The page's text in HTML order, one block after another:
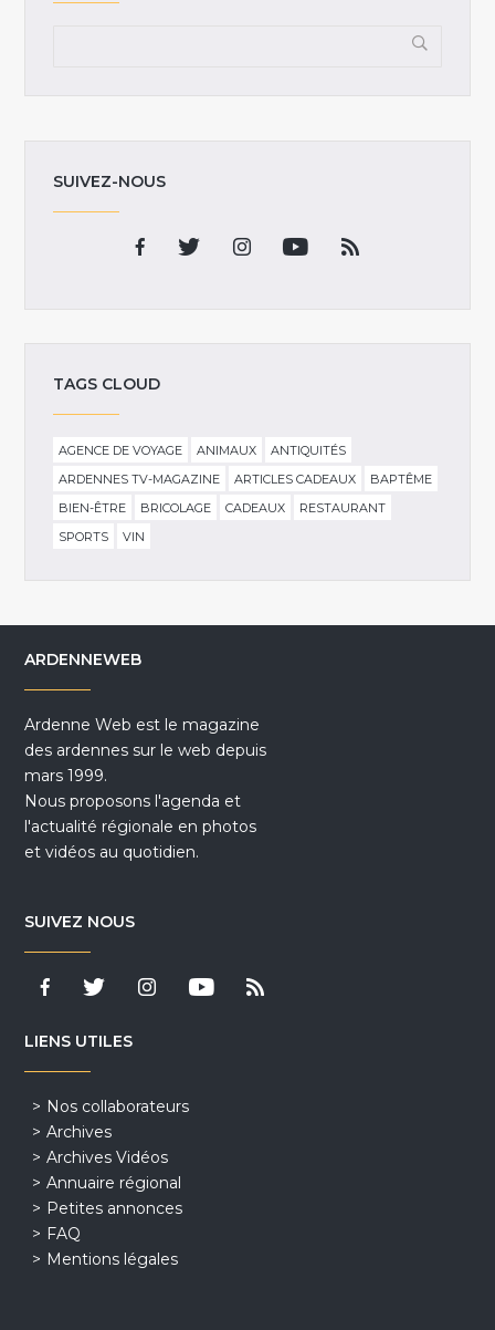
SUIVEZ-NOUS
TAGS CLOUD
AGENCE DE VOYAGE ANIMAUX
ANTIQUITÉS
ARDENNES TV-MAGAZINE
ARTICLES CADEAUX
BAPTÊME
BIEN-ÊTRE
BRICOLAGE CADEAUX
RESTAURANT
SPORTS
VIN
ARDENNEWEB
Ardenne Web est le magazine
des ardennes sur le web depuis
mars 1999.
Nous proposons l'agenda et
l'actualité régionale en photos
et vidéos au quotidien.
SUIVEZ NOUS
LIENS UTILES
Nos collaborateurs
Archives
Archives Vidéos
Annuaire régional
Petites annonces
FAQ
Mentions légales